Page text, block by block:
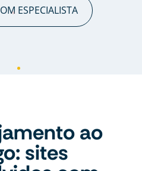
ESPECIALISTA
ao
sites